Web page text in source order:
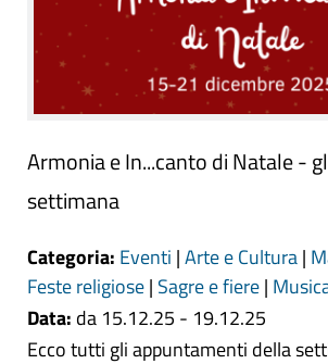
Armonia e In...canto di Natale -
settimana
Categoria: Eventi |Arte e Cultura|
Feste religiose| Sagre e fiere|
Data: da 15.12.25 - 19.12.25
Ecco tutti gli appuntamenti della